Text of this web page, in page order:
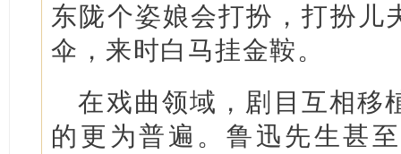
东陇个姿娘会打扮，打扮儿
伞，来时白马挂金鞍。
在戏曲领域，剧目互相移
的更为普遍。鲁迅先生甚